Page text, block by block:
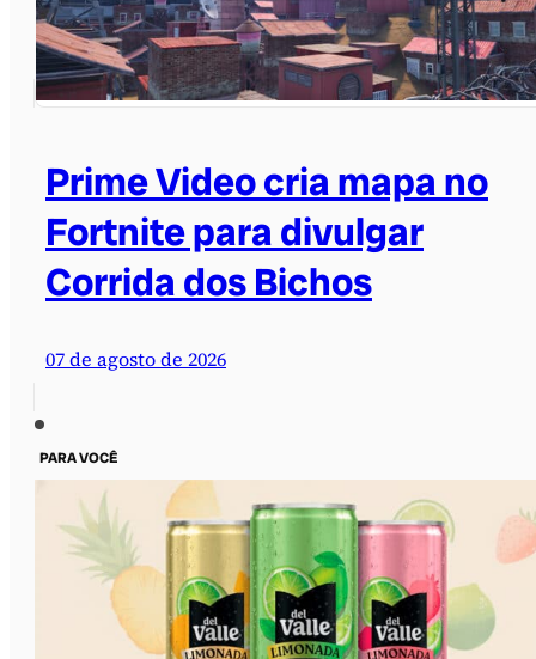
Prime Video cria mapa no
Fortnite para divulgar
Corrida dos Bichos
07 de agosto de 2026
PARA VOCÊ